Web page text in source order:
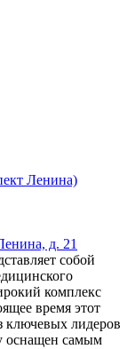
Ленина)
д. 21
собой
комплекс
время этот
ключевых лидеров
оснащен самым